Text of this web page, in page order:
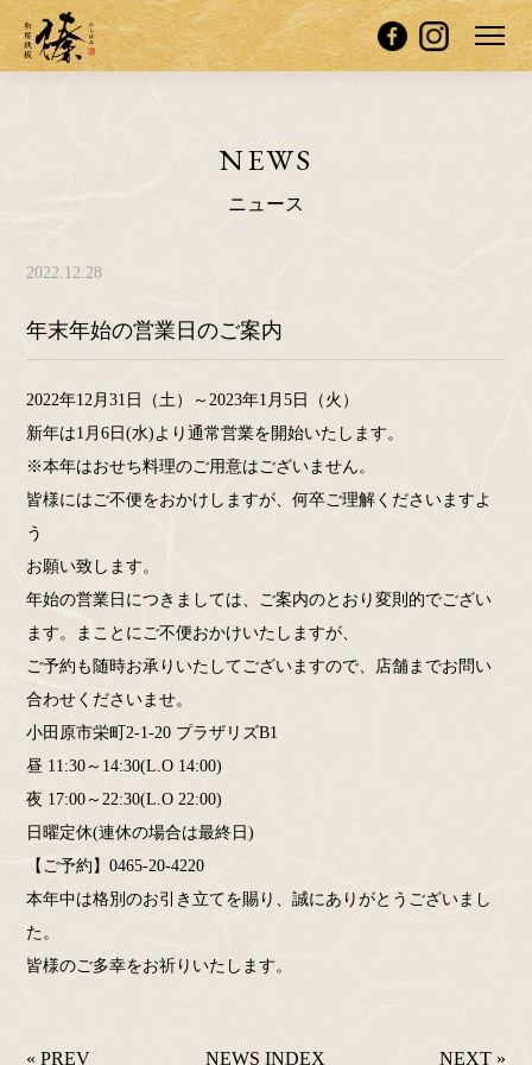
NEWS
ニュース
2022.12.28
年末年始の営業日のご案内
2022年12月31日（土）～2023年1月5日（火）
新年は1月6日(水)より通常営業を開始いたします。
※本年はおせち料理のご用意はございません。
皆様にはご不便をおかけしますが、何卒ご理解くださいますよ
う
お願い致します。
年始の営業日につきましては、ご案内のとおり変則的でござい
ます。まことにご不便おかけいたしますが、
ご予約も随時お承りいたしてございますので、店舗までお問い
合わせくださいませ。
小田原市栄町2-1-20 プラザリズB1
昼 11:30～14:30(L.O 14:00)
夜 17:00～22:30(L.O 22:00)
日曜定休(連休の場合は最終日)
【ご予約】0465-20-4220
本年中は格別のお引き立てを賜り、誠にありがとうございまし
た。
皆様のご多幸をお祈りいたします。
« PREV NEWS INDEX NEXT »